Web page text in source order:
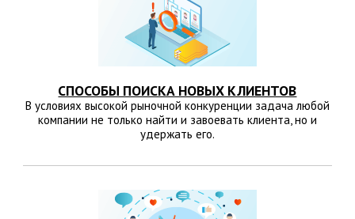
СПОСОБЫ ПОИСКА НОВЫХ КЛИЕНТОВ
В условиях высокой рыночной конкуренции задача любой
компании не только найти и завоевать клиента, но и
удержать его.